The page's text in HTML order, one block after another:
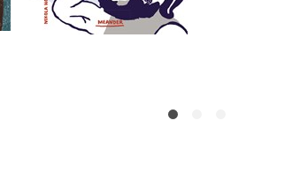
Do košíku
102 Kč